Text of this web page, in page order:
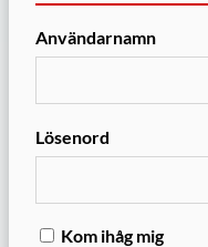
Användarnamn
Lösenord
Kom ihåg mig